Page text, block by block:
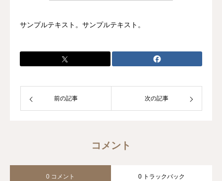
サンプルテキスト。サンプルテキスト。
前の記事 次の記事
コメント
0 コメント 0 トラックバック